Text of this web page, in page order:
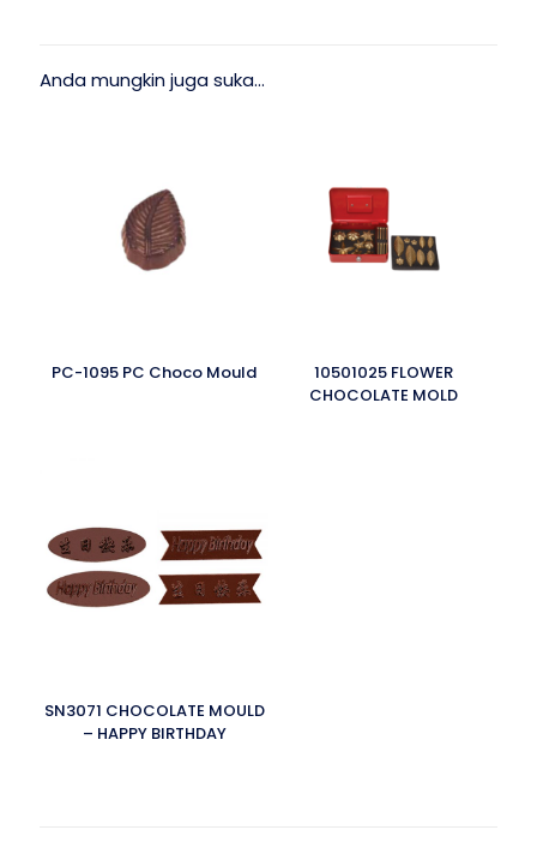
Anda mungkin juga suka…
PC-1095 PC Choco Mould
10501025 FLOWER
CHOCOLATE MOLD
SN3071 CHOCOLATE MOULD
– HAPPY BIRTHDAY